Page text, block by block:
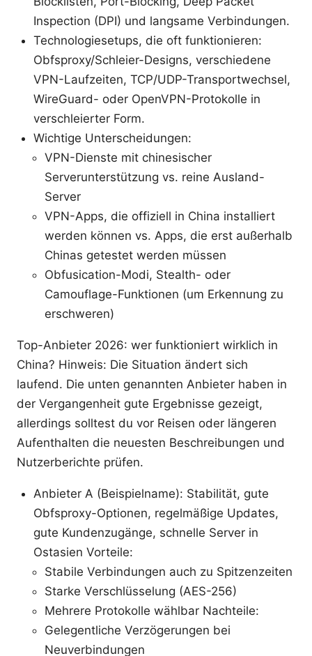
Inspection (DPI) und langsame Verbindungen.
Technologiesetups, die oft funktionieren:
Obfsproxy/Schleier-Designs, verschiedene
VPN-Laufzeiten, TCP/UDP-Transportwechsel,
WireGuard- oder OpenVPN-Protokolle in
verschleierter Form.
Wichtige Unterscheidungen:
VPN-Dienste mit chinesischer
Serverunterstützung vs. reine Ausland-
Server
VPN-Apps, die offiziell in China installiert
werden können vs. Apps, die erst außerhalb
Chinas getestet werden müssen
Obfusication-Modi, Stealth- oder
Camouflage-Funktionen (um Erkennung zu
erschweren)
Top-Anbieter 2026: wer funktioniert wirklich in
China? Hinweis: Die Situation ändert sich
laufend. Die unten genannten Anbieter haben in
der Vergangenheit gute Ergebnisse gezeigt,
allerdings solltest du vor Reisen oder längeren
Aufenthalten die neuesten Beschreibungen und
Nutzerberichte prüfen.
Anbieter A (Beispielname): Stabilität, gute
Obfsproxy-Optionen, regelmäßige Updates,
gute Kundenzugänge, schnelle Server in
Ostasien Vorteile:
Stabile Verbindungen auch zu Spitzenzeiten
Starke Verschlüsselung (AES-256)
Mehrere Protokolle wählbar Nachteile:
Gelegentliche Verzögerungen bei
Neuverbindungen